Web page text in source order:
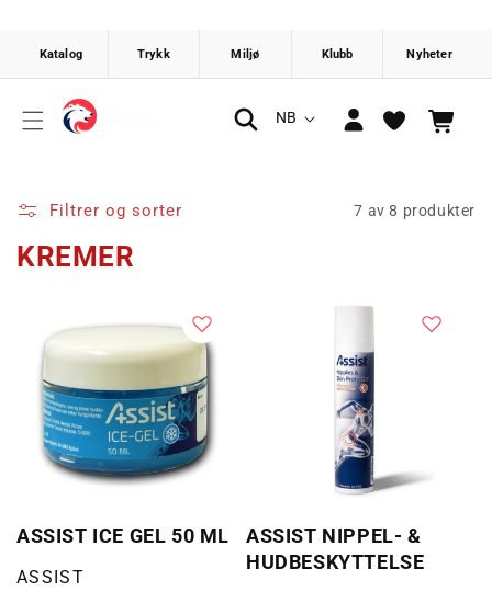
innholdet
S
NB
inn
Handlekurv
Filtrer og sorter 7 av 8 produkter
KREMER
ASSIST ICE GEL 50 ML
Selger:
ASSIST
ASSIST NIPPEL- &
HUDBESKYTTELSE